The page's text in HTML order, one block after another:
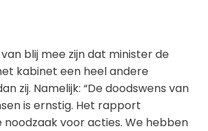
blij mee zijn dat minister de
kabinet een heel andere
zij. Namelijk: “De doodswens van
is ernstig. Het rapport
voor acties. We hebben